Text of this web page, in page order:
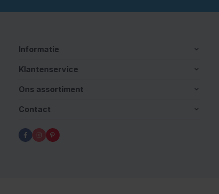
Informatie
Klantenservice
Ons assortiment
Contact